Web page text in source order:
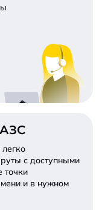
с доступными
точки
и в нужном